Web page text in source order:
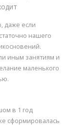
даже если
нашего
иным занятиям и
маленького
в 1 год
сформировалась